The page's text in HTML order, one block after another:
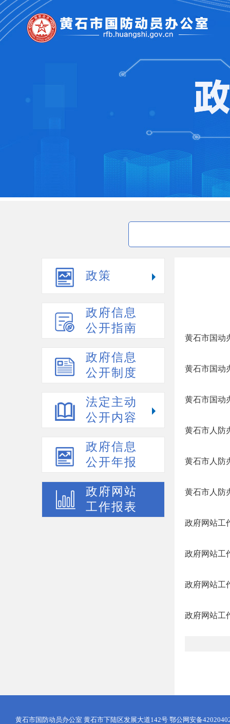
政策
政府信息
公开指南
政府信息
公开制度
法定主动
公开内容
政府信息
公开年报
政府网站
工作报表
黄石市国动
黄石市国动
黄石市国动
黄石市人防
黄石市人防
黄石市人防
政府网站工
政府网站工
政府网站工
政府网站工
黄石市国防动员办公室 黄石市下陆区发展大道142号 鄂公网安备